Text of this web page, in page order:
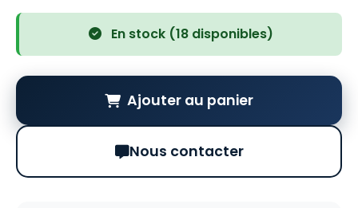
En stock (18 disponibles)
Ajouter au panier
Nous contacter